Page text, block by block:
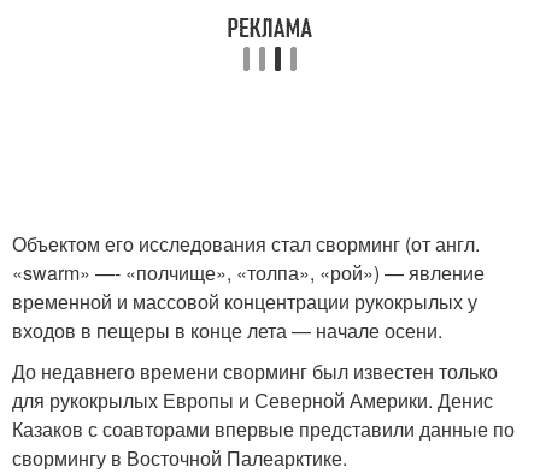
Объектом его исследования стал сворминг (от англ.
«swarm» —- «полчище», «толпа», «рой») — явление
временной и массовой концентрации рукокрылых у
входов в пещеры в конце лета — начале осени.
До недавнего времени сворминг был известен только
для рукокрылых Европы и Северной Америки. Денис
Казаков с соавторами впервые представили данные по
свормингу в Восточной Палеарктике.